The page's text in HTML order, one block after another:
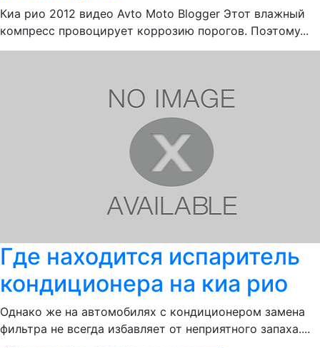
Киа рио 2012 видео Avto Moto Blogger Этот влажный
компресс провоцирует коррозию порогов. Поэтому...
Где находится испаритель
кондиционера на киа рио
Однако же на автомобилях с кондиционером замена
фильтра не всегда избавляет от неприятного запаха....